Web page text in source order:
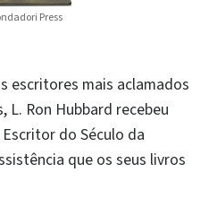
Press
escritores mais aclamados
L. Ron Hubbard recebeu
do Século da
que os seus livros